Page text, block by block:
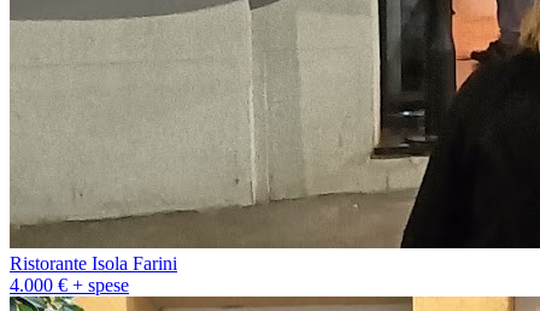
Ristorante Isola Farini
4.000 € + spese